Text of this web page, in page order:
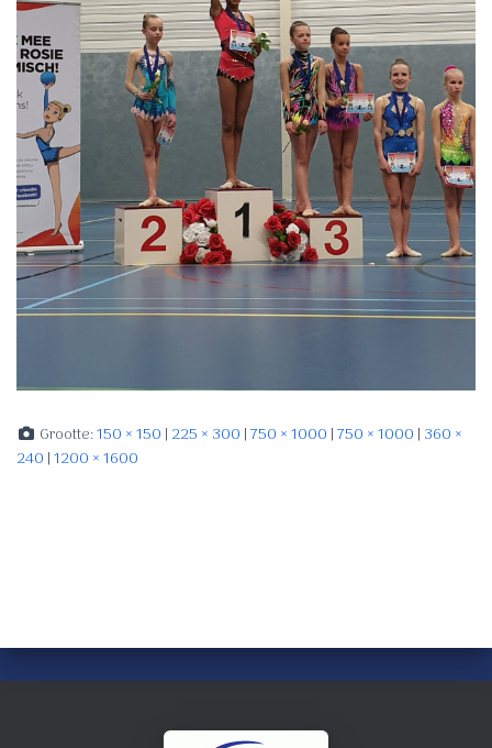
Grootte:150 × 150 | 225 × 300 |750 × 1000 |750 × 1000 | 360 ×
240 |1200 × 1600